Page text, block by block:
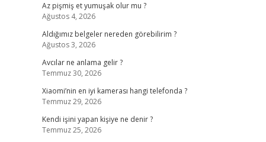
Az pişmiş et yumuşak olur mu ?
Ağustos 4, 2026
Aldığımız belgeler nereden görebilirim ?
Ağustos 3, 2026
Avcılar ne anlama gelir ?
Temmuz 30, 2026
Xiaomi’nin en iyi kamerası hangi telefonda ?
Temmuz 29, 2026
Kendi işini yapan kişiye ne denir ?
Temmuz 25, 2026